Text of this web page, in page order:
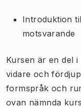
Introduktion
motsvarande
Kursen är en del i
vidare och
formspråk och
ovan nämnda